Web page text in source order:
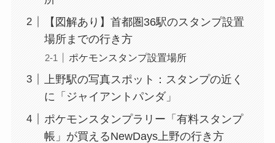
【図解あり】首都圏36駅のスタンプ設置
場所までの行き方
ポケモンスタンプ設置場所
上野駅の写真スポット：スタンプの近く
に「ジャイアントパンダ」
ポケモンスタンプラリー「有料スタンプ
帳」が買えるNewDays上野の行き方